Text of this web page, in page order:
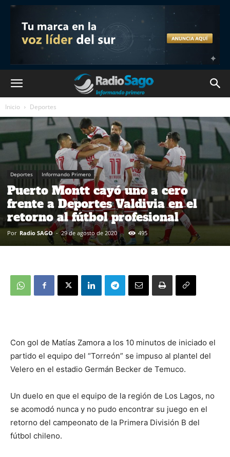
Inicio Deportes
Deportes Informando Primero
Puerto Montt cayó uno a cero
frente a Deportes Valdivia en el
retorno al fútbol profesional
Por Radio SAGO - 29 de agosto de 2020 495
Con gol de Matías Zamora a los 10 minutos de iniciado el
partido el equipo del “Torreón” se impuso al plantel del
Velero en el estadio Germán Becker de Temuco.
Un duelo en que el equipo de la región de Los Lagos, no
se acomodó nunca y no pudo encontrar su juego en el
retorno del campeonato de la Primera División B del
fútbol chileno.